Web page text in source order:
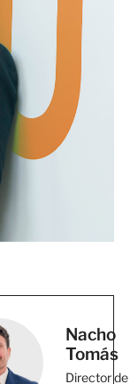
Nacho
Tomás
Director de